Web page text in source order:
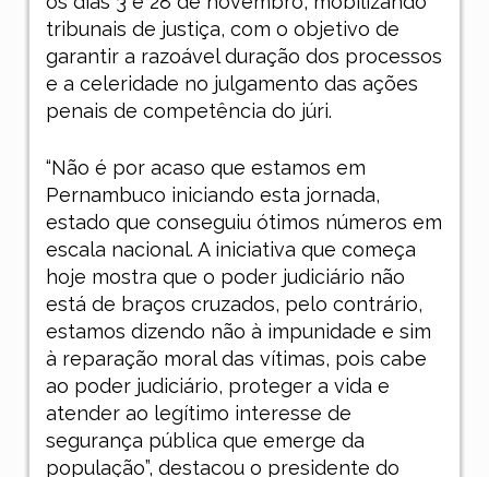
tribunais de justiça, com o objetivo de
garantir a razoável duração dos processos
e a celeridade no julgamento das ações
penais de competência do júri.
“Não é por acaso que estamos em
Pernambuco iniciando esta jornada,
estado que conseguiu ótimos números em
escala nacional. A iniciativa que começa
hoje mostra que o poder judiciário não
está de braços cruzados, pelo contrário,
estamos dizendo não à impunidade e sim
à reparação moral das vítimas, pois cabe
ao poder judiciário, proteger a vida e
atender ao legítimo interesse de
segurança pública que emerge da
população”, destacou o presidente do